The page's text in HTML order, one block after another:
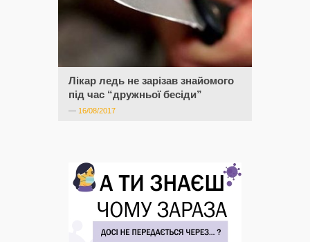
Лікар ледь не зарізав знайомого
під час “дружньої бесіди”
— 16/08/2017